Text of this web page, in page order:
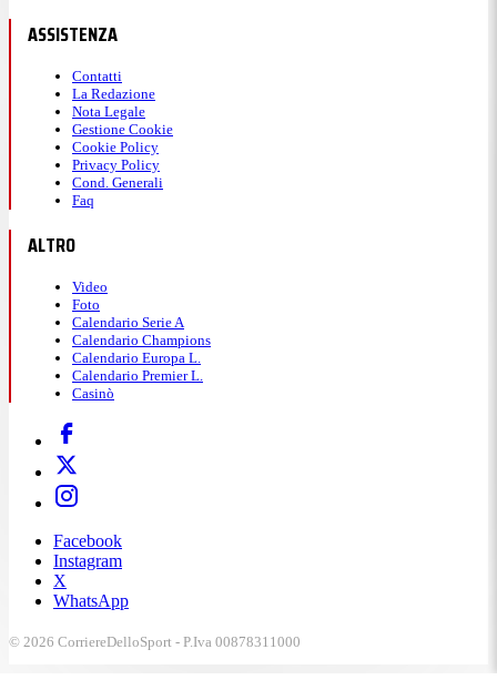
ASSISTENZA
Contatti
La Redazione
Nota Legale
Gestione Cookie
Cookie Policy
Privacy Policy
Cond. Generali
Faq
ALTRO
Video
Foto
Calendario Serie A
Calendario Champions
Calendario Europa L.
Calendario Premier L.
Casinò
Facebook
Instagram
X
WhatsApp
© 2026 CorriereDelloSport - P.Iva 00878311000